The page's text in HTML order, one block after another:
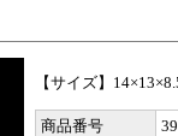
【サイズ】
商品番号